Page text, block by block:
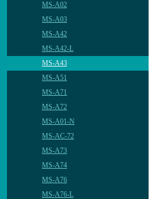
MS-A02
MS-A03
MS-A42
MS-A42-L
MS-A43
MS-A51
MS-A71
MS-A72
MS-A01-N
MS-AС-72
MS-A73
MS-A74
MS-A76
MS-A76-L